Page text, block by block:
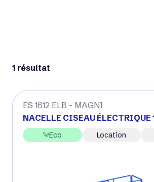
1 résultat
ES 1612 ELB - MAGNI
NACELLE CISEAU ÉLECTRIQUE
Eco Location